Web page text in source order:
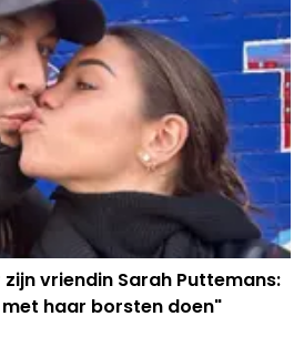
vriendin Sarah Puttemans:
haar borsten doen"